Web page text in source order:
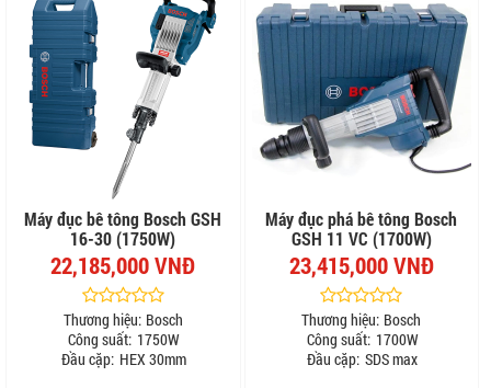
Máy đục bê tông Bosch GSH
16-30 (1750W)
22,185,000 VNĐ
Thương hiệu: Bosch
Công suất: 1750W
Đầu cặp: HEX 30mm
Máy đục phá bê tông Bosch
GSH 11 VC (1700W)
23,415,000 VNĐ
Thương hiệu: Bosch
Công suất: 1700W
Đầu cặp: SDS max